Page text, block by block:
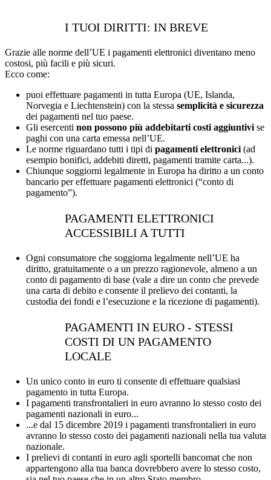
I TUOI DIRITTI: IN BREVE
Grazie alle norme dell’UE i pagamenti elettronici diventano meno
costosi, più facili e più sicuri.
Ecco come:
puoi effettuare pagamenti in tutta Europa (UE, Islanda,
Norvegia e Liechtenstein) con la stessa semplicità e sicurezza
dei pagamenti nel tuo paese.
Gli esercenti non possono più addebitarti costi aggiuntivi se
paghi con una carta emessa nell’UE.
Le norme riguardano tutti i tipi di pagamenti elettronici (ad
esempio bonifici, addebiti diretti, pagamenti tramite carta...).
Chiunque soggiorni legalmente in Europa ha diritto a un conto
bancario per effettuare pagamenti elettronici (“conto di
pagamento”).
PAGAMENTI ELETTRONICI
ACCESSIBILI A TUTTI
Ogni consumatore che soggiorna legalmente nell’UE ha
diritto, gratuitamente o a un prezzo ragionevole, almeno a un
conto di pagamento di base (vale a dire un conto che prevede
una carta di debito e consente il prelievo dei contanti, la
custodia dei fondi e l’esecuzione e la ricezione di pagamenti).
PAGAMENTI IN EURO - STESSI
COSTI DI UN PAGAMENTO
LOCALE
Un unico conto in euro ti consente di effettuare qualsiasi
pagamento in tutta Europa.
I pagamenti transfrontalieri in euro avranno lo stesso costo dei
pagamenti nazionali in euro...
...e dal 15 dicembre 2019 i pagamenti transfrontalieri in euro
avranno lo stesso costo dei pagamenti nazionali nella tua valuta
nazionale.
I prelievi di contanti in euro agli sportelli bancomat che non
appartengono alla tua banca dovrebbero avere lo stesso costo,